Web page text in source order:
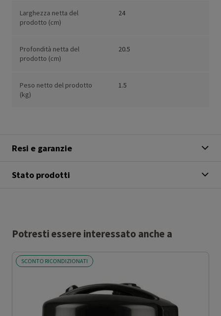
Larghezza netta del
prodotto (cm)
24
Profondità netta del
prodotto (cm)
20.5
Peso netto del prodotto
(kg)
1.5
Resi e garanzie
Stato prodotti
Potresti essere interessato anche a
SCONTO RICONDIZIONATI